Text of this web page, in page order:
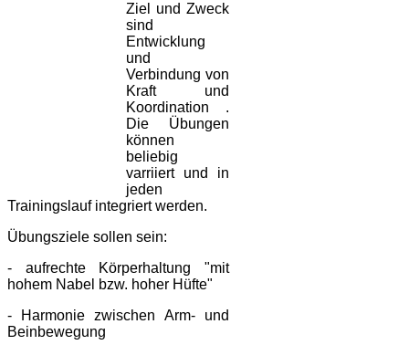
Ziel und Zweck
sind
Entwicklung
und
Verbindung von
Kraft und
Koordination .
Die Übungen
können
beliebig
varriiert und in
jeden
Trainingslauf integriert werden.
Übungsziele sollen sein:
- aufrechte Körperhaltung "mit
hohem Nabel bzw. hoher Hüfte"
- Harmonie zwischen Arm- und
Beinbewegung